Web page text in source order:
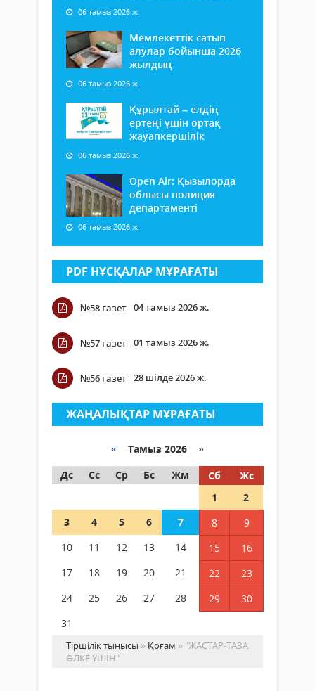
06 тамыз 2026 ж.
Мемлекеттік сатып
алулар бойынша 2026
жылдың
06 тамыз 2026 ж.
Құрылтай – елдің
ертеңі үшін ортақ
жауапкершілік
06 тамыз 2026 ж.
Open Air: Қызылорда
облысы полиция
департаменті
06 тамыз 2026 ж.
PDF НҰСҚАЛАР МҰРАҒАТЫ
№58 газет 04 тамыз 2026 ж.
№57 газет 01 тамыз 2026 ж.
№56 газет 28 шілде 2026 ж.
ЖАҢАЛЫҚТАР МҰРАҒАТЫ
« Тамыз 2026 »
Дс
Сс Ср Бс Жм Сб
Жс
1
2
3
4 5 6 7 8
9
10
11 12 13 14 15
16
17
18 19 20 21 22
23
24
25 26 27 28 29
30
31
Тіршілік тынысы » Қоғам » "ЖАСТАР-ТАЗА
ӨЛКЕ ҮШІН"